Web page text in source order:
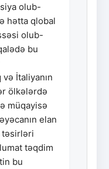
olub-
hətta qlobal
olub-
bu
İtaliyanın
ölkələrdə
müqayisə
elan
təsirləri
təqdim
bu